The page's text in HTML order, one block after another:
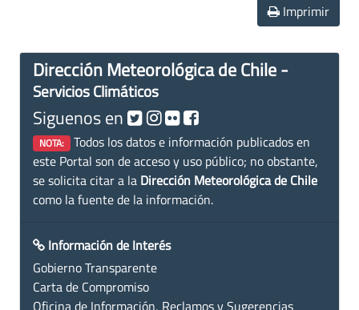
Imprimir
Dirección Meteorológica de Chile -
Servicios Climáticos
Siguenos en
NOTA: Todos los datos e información publicados en
este Portal son de acceso y uso público; no obstante,
se solicita citar a la Dirección Meteorológica de Chile
como la fuente de la información.
Información de Interés
Gobierno Transparente
Carta de Compromiso
Oficina de Información, Reclamos y Sugerencias